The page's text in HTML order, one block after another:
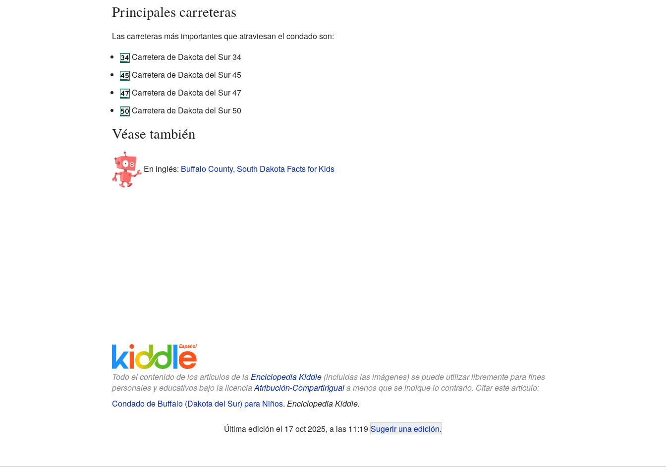
Principales carreteras
Las carreteras más importantes que atraviesan el condado son:
Carretera de Dakota del Sur 34
Carretera de Dakota del Sur 45
Carretera de Dakota del Sur 47
Carretera de Dakota del Sur 50
Véase también
En inglés: Buffalo County, South Dakota Facts for Kids
Todo el contenido de los artículos de la Enciclopedia Kiddle(incluidas las imágenes) se puede utilizar libremente para fines
personales y educativos bajo la licenciaAtribución-CompartirIguala menos que se indique lo contrario. Citar este artículo:
Condado de Buffalo (Dakota del Sur) para Niños. Enciclopedia Kiddle.
Última edición el 17 oct 2025, a las 11:19 Sugerir una edición.